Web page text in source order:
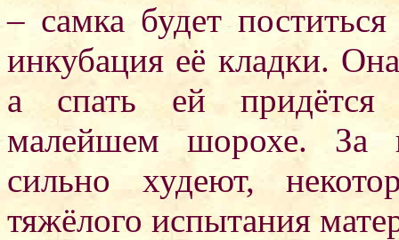
– самка будет
инкубация её кладки.
а спать ей придётся
малейшем шорохе. За
сильно худеют,
тяжёлого испытания